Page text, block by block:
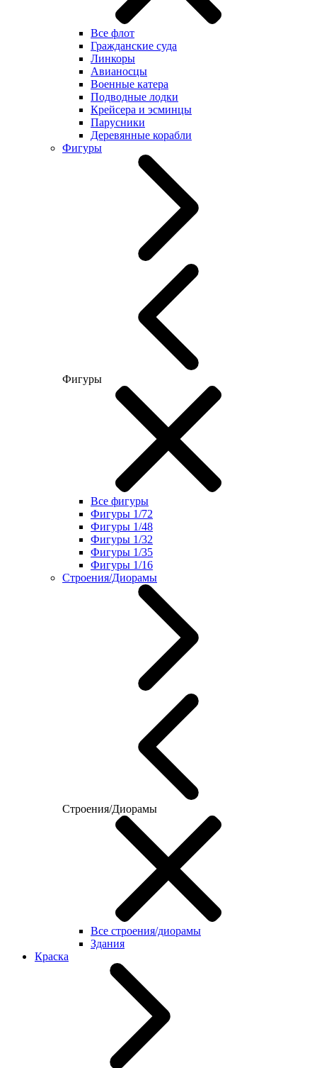
Все флот
Гражданские суда
Линкоры
Авианосцы
Военные катера
Подводные лодки
Крейсера и эсминцы
Парусники
Деревянные корабли
Фигуры
Фигуры
Все фигуры
Фигуры 1/72
Фигуры 1/48
Фигуры 1/32
Фигуры 1/35
Фигуры 1/16
Строения/Диорамы
Строения/Диорамы
Все строения/диорамы
Здания
Краска